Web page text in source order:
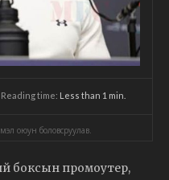
Reading time: Less than 1 min.
оюун боловсруулав.
боксын промоутер,